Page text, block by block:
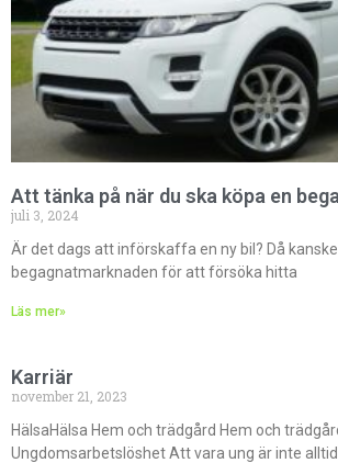
Att tänka på när du ska köpa en
juli 3, 2024
Är det dags att införskaffa en ny bil? Då
begagnatmarknaden för att försöka hitta
Läs mer»
Karriär
november 21, 2023
HälsaHälsa Hem och trädgård Hem och
Ungdomsarbetslöshet Att vara ung är inte